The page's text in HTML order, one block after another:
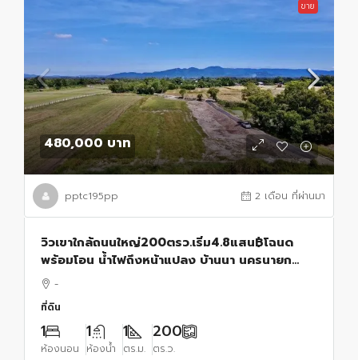
ขาย
480,000 บาท
pptc195pp 2 เดือน ที่ผ่านมา
วิวเขาใกล้ถนนใหญ่200ตรว.เริ่ม4.8แสน฿โฉนด
พร้อมโอน น้ำไฟถึงหน้าแปลง บ้านนา นครนายก
o86-3ol-6l6l
-
ที่ดิน
1
ห้องนอน
1
ห้องน้ำ
1
ตร.ม.
200
ตร.ว.